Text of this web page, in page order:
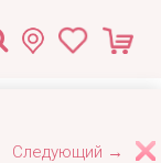
Следующий →